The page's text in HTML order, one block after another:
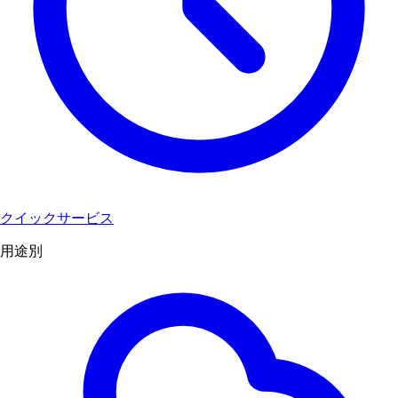
クイックサービス
用途別